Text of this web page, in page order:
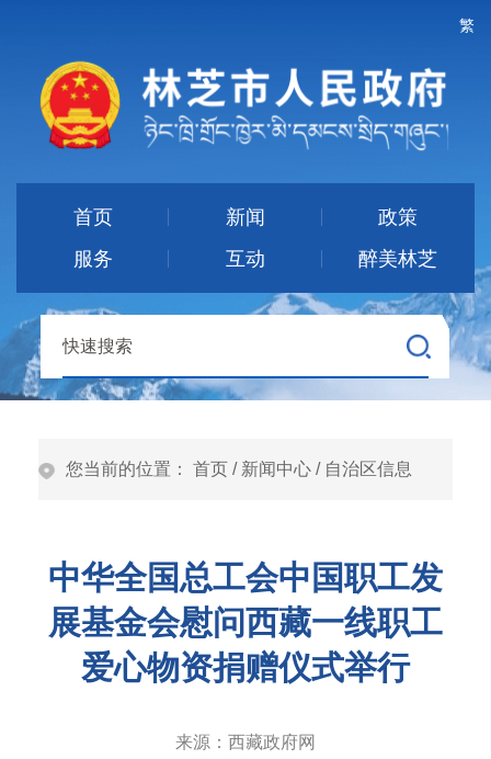
繁
首页 新闻
政策
服务
互动 醉美林芝
您当前的位置： 首页 / 新闻中心 / 自治区信息
中华全国总工会中国职工发
展基金会慰问西藏一线职工
爱心物资捐赠仪式举行
来源： 西藏政府网